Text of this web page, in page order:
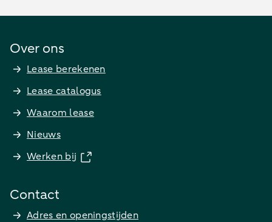
Over ons
Lease berekenen
Lease catalogus
Waarom lease
Nieuws
Werken bij
Contact
Adres en openingstijden